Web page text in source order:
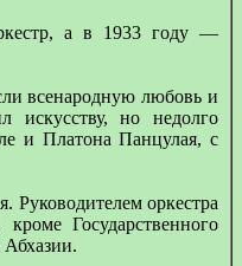
а в 1933 году —
всенародную любовь и
искусству, но недолго
и Платона Панцулая, с
Руководителем оркестра
Государственного